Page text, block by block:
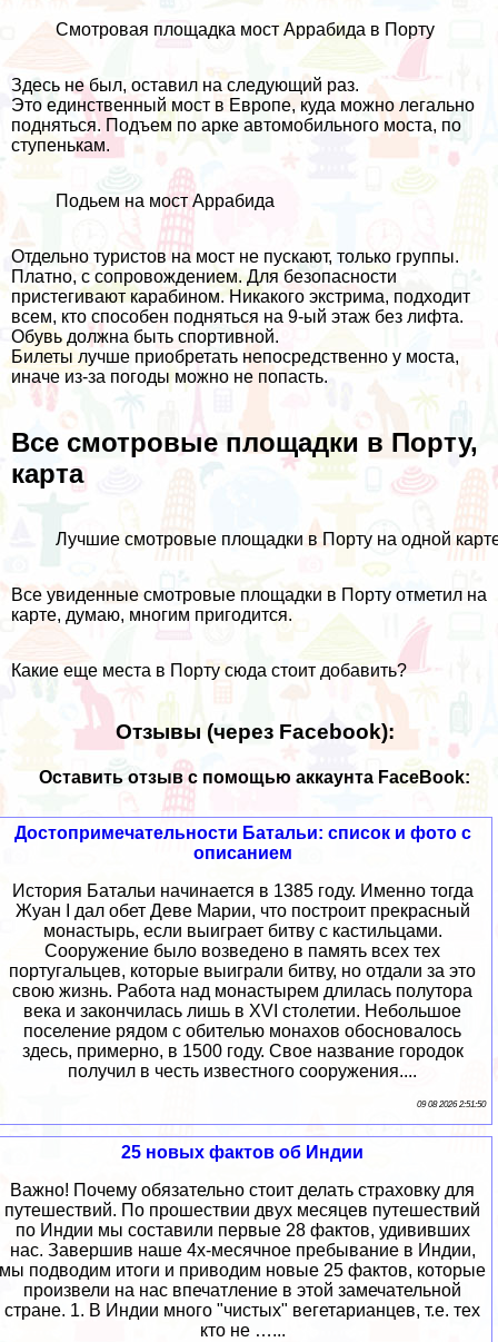
Смотровая площадка мост Аррабида в Порту
Здесь не был, оставил на следующий раз.
Это единственный мост в Европе, куда можно легально
подняться. Подъем по арке автомобильного моста, по
ступенькам.
Подьем на мост Аррабида
Отдельно туристов на мост не пускают, только группы.
Платно, с сопровождением. Для безопасности
пристегивают карабином. Никакого экстрима, подходит
всем, кто способен подняться на 9-ый этаж без лифта.
Обувь должна быть спортивной.
Билеты лучше приобретать непосредственно у моста,
иначе из-за погоды можно не попасть.
Все смотровые площадки в Порту,
карта
Лучшие смотровые площадки в Порту на одной
Все увиденные смотровые площадки в Порту отметил на
карте, думаю, многим пригодится.
Какие еще места в Порту сюда стоит добавить?
Отзывы (через Facebook):
Оставить отзыв с помощью аккаунта FaceBook:
Достопримечательности Батальи: список и фото с
описанием
История Батальи начинается в 1385 году. Именно тогда
Жуан I дал обет Деве Марии, что построит прекрасный
монастырь, если выиграет битву с кастильцами.
Сооружение было возведено в память всех тех
португальцев, которые выиграли битву, но отдали за это
свою жизнь. Работа над монастырем длилась полутора
века и закончилась лишь в XVI столетии. Небольшое
поселение рядом с обителью монахов обосновалось
здесь, примерно, в 1500 году. Свое название городок
получил в честь известного сооружения....
09 08 2026 2:51:50
25 новых фактов об Индии
Важно! Почему обязательно стоит делать страховку для
путешествий. По прошествии двух месяцев путешествий
по Индии мы составили первые 28 фактов, удививших
нас. Завершив наше 4х-месячное пребывание в Индии,
мы подводим итоги и приводим новые 25 фактов, которые
произвели на нас впечатление в этой замечательной
стране. 1. В Индии много "чистых" вегетарианцев, т.е. тех
кто не …...